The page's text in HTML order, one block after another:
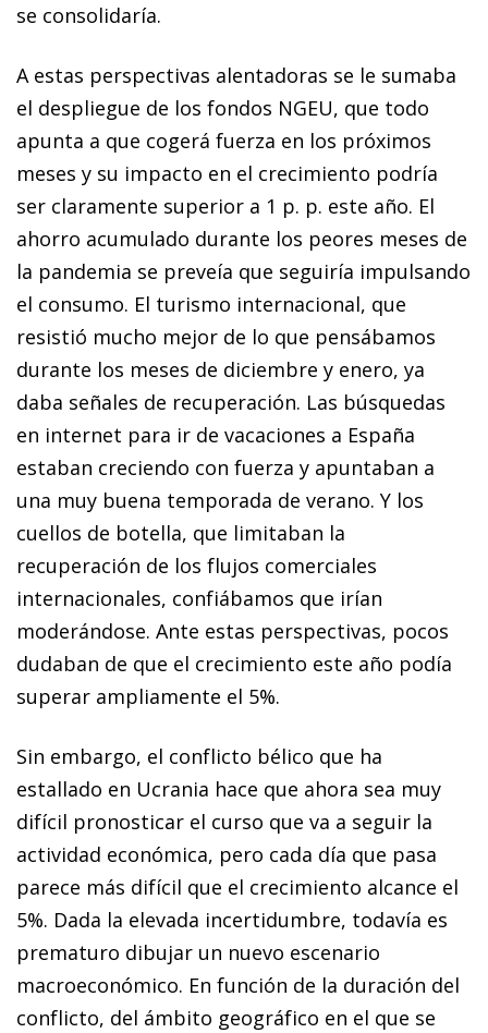
se consolidaría.
A estas perspectivas alentadoras se le sumaba
el despliegue de los fondos NGEU, que todo
apunta a que cogerá fuerza en los próximos
meses y su impacto en el crecimiento podría
ser claramente superior a 1 p. p. este año. El
ahorro acumulado durante los peores meses de
la pandemia se preveía que seguiría impulsando
el consumo. El turismo internacional, que
resistió mucho mejor de lo que pensábamos
durante los meses de diciembre y enero, ya
daba señales de recuperación. Las búsquedas
en internet para ir de vacaciones a España
estaban creciendo con fuerza y apuntaban a
una muy buena temporada de verano. Y los
cuellos de botella, que limitaban la
recuperación de los flujos comerciales
internacionales, confiábamos que irían
moderándose. Ante estas perspectivas, pocos
dudaban de que el crecimiento este año podía
superar ampliamente el 5%.
Sin embargo, el conflicto bélico que ha
estallado en Ucrania hace que ahora sea muy
difícil pronosticar el curso que va a seguir la
actividad económica, pero cada día que pasa
parece más difícil que el crecimiento alcance el
5%. Dada la elevada incertidumbre, todavía es
prematuro dibujar un nuevo escenario
macroeconómico. En función de la duración del
conflicto, del ámbito geográfico en el que se